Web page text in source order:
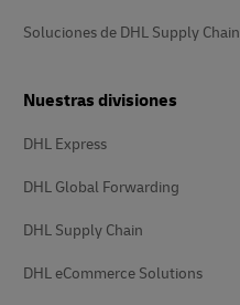
Soluciones de DHL Supply Chain
Nuestras divisiones
DHL Express
DHL Global Forwarding
DHL Supply Chain
DHL eCommerce Solutions